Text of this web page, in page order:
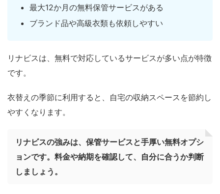
最大12か月の無料保管サービスがある
ブランド品や高級衣類も依頼しやすい
リナビスは、無料で対応しているサービスが多い点が特徴
です。
衣替えの季節に利用すると、自宅の収納スペースを節約し
やすくなります。
リナビスの強みは、保管サービスと手厚い無料オプシ
ョンです。料金や納期を確認して、自分に合うか判断
しましょう。